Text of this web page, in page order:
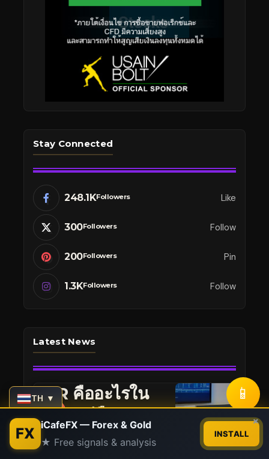
Stay Connected
248.1KFollowers Like
300Followers Follow
200Followers Pin
1.3KFollowers Follow
Latest News
ATR คืออะไรใน
MT4? คู่มือ
ทำความเข้าใจ
TH ▼ 📱
FX iCafeFX — Forex & Gold
★ Free signals & analysis
INSTALL
×
Contact us
Open